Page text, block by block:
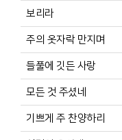
보리라
주의 옷자락 만지며
들풀에 깃든 사랑
모든 것 주셨네
기쁘게 주 찬양하리